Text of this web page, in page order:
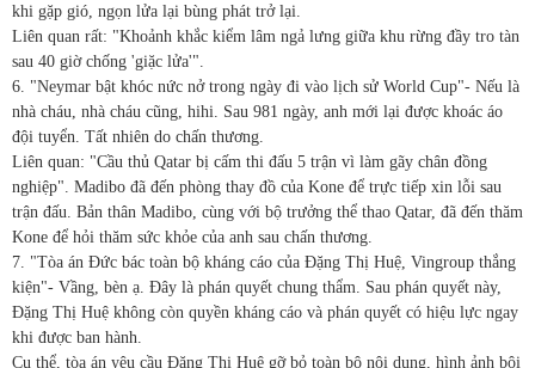
khi gặp gió, ngọn lửa lại bùng phát trở lại.
Liên quan rất: "Khoảnh khắc kiểm lâm ngả lưng giữa khu rừng đầy tro tàn
sau 40 giờ chống 'giặc lửa'".
6. "Neymar bật khóc nức nở trong ngày đi vào lịch sử World Cup"- Nếu là
nhà cháu, nhà cháu cũng, hihi. Sau 981 ngày, anh mới lại được khoác áo
đội tuyển. Tất nhiên do chấn thương.
Liên quan: "Cầu thủ Qatar bị cấm thi đấu 5 trận vì làm gãy chân đồng
nghiệp". Madibo đã đến phòng thay đồ của Kone để trực tiếp xin lỗi sau
trận đấu. Bản thân Madibo, cùng với bộ trưởng thể thao Qatar, đã đến thăm
Kone để hỏi thăm sức khỏe của anh sau chấn thương.
7. "Tòa án Đức bác toàn bộ kháng cáo của Đặng Thị Huệ, Vingroup thắng
kiện"- Vầng, bèn ạ. Đây là phán quyết chung thẩm. Sau phán quyết này,
Đặng Thị Huệ không còn quyền kháng cáo và phán quyết có hiệu lực ngay
khi được ban hành.
Cụ thể, tòa án yêu cầu Đặng Thị Huệ gỡ bỏ toàn bộ nội dung, hình ảnh bôi